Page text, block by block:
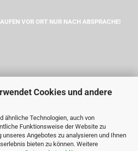
Cookies und andere
ähnliche Technologien, auch von
Funktionsweise der Website zu
Angebotes zu analysieren und Ihnen
bieten zu können. Weitere
VOR ORT NUR NACH ABSPRACHE!